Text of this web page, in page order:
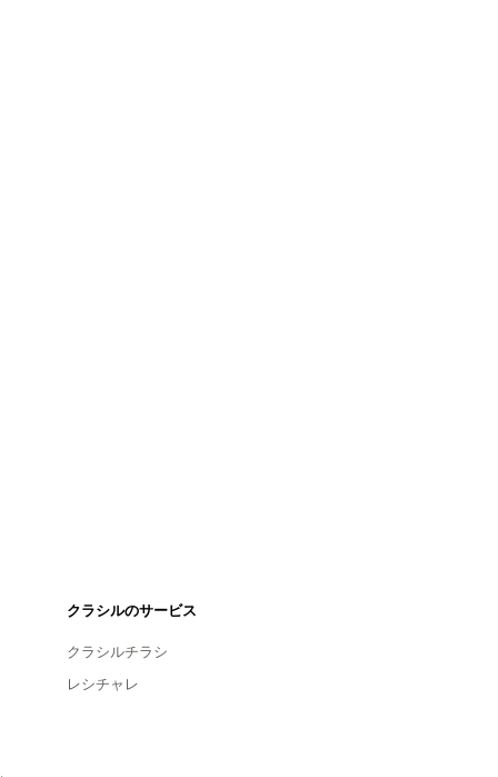
クラシルのサービス
クラシルチラシ
レシチャレ